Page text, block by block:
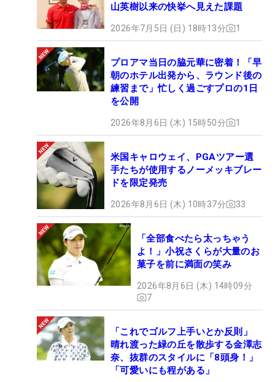
山英樹以来の快挙へ見えた課題
2026年7月5日 (日) 18時13分 1
プロアマ当日の脇元華に密着！「早
朝のホテル出発から、ラウンド後の
練習まで」忙しく過ごすプロの1日
を公開
2026年8月6日 (木) 15時50分 1
米国キャロウェイ、PGAツアー選
手たちが使用するノーメッキブレー
ドを限定発売
2026年8月6日 (木) 10時37分 33
「全部食べたら太っちゃう
よ！」小祝さくらが大量のお
菓子を前に満面の笑み
2026年8月6日 (木) 14時09分
7
「これでゴルフ上手いとか反則」
晴れ渡った緑の丘を散歩する金澤志
奈、抜群のスタイルに「8頭身！」
「可愛いにも程がある」